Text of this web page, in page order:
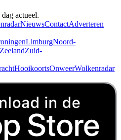
actueel.
NieuwsContactAdverteren
LimburgNoord-
ZeelandZuid-
HooikoortsOnweerWolkenradar